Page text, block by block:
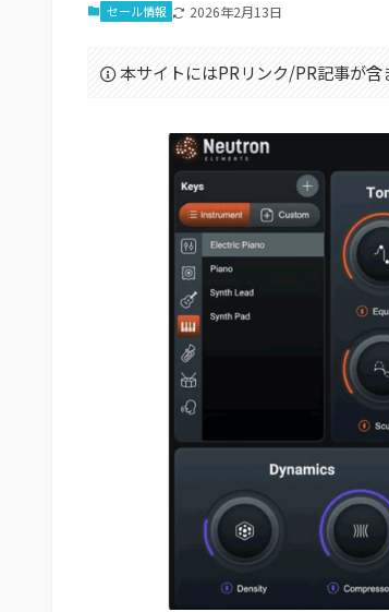
セール情報 2026年2月13日
本サイトにはPRリンク/PR記事が含